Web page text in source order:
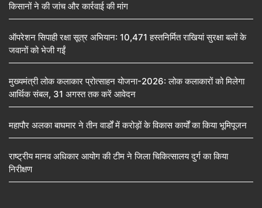
किसानों ने की जांच और कार्रवाई की मांग
ऑपरेशन सिपाही रक्षा सूत्र अभियान: 10,471 हस्तनिर्मित राखियां सुरक्षा बलों के
जवानों को भेजी गईं
मुख्यमंत्री लोक कलाकार प्रोत्साहन योजना-2026: लोक कलाकारों को मिलेगा
आर्थिक संबल, 31 अगस्त तक करें आवेदन
महापौर अलका बाघमार ने तीन वार्डों में करोड़ों के विकास कार्यों का किया भूमिपूजन
राष्ट्रीय मानव अधिकार आयोग की टीम ने जिला चिकित्सालय दुर्ग का किया
निरीक्षण